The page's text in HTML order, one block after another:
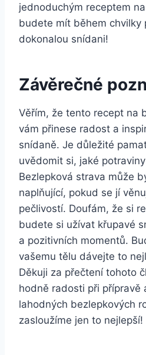
jednoduchým receptem
budete mít během chvilky
dokonalou snídani!
Závěrečné
Věřím, že tento recept na
vám přinese radost a
snídaně. Je důležité
uvědomit si, jaké
Bezlepková strava může
naplňující, pokud se jí
pečlivostí. Doufám, že si
budete si užívat křupavé
a pozitivních momentů.
vašemu tělu dávejte to
Děkuji za přečtení tohoto
hodně radosti při přípravě
lahodných bezlepkových
zasloužíme jen to nejlepší!